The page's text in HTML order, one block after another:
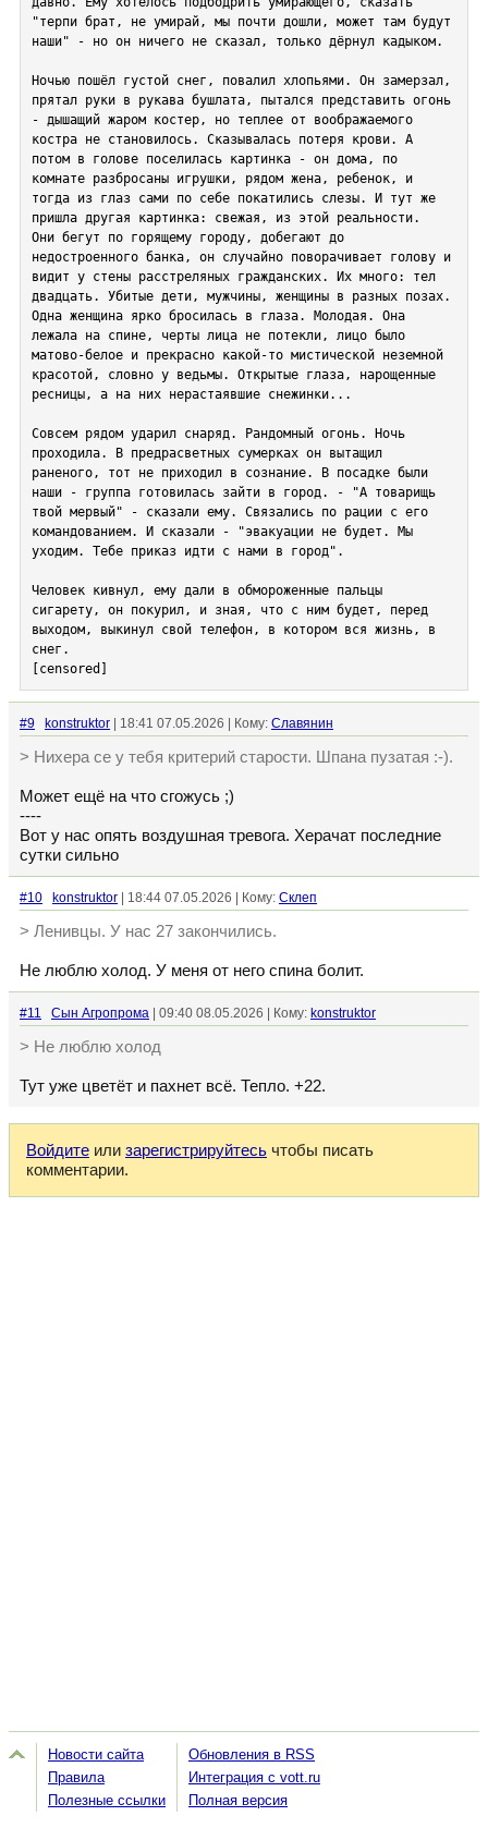
"терпи брат, не умирай, мы почти дошли, может там будут
наши" - но он ничего не сказал, только дёрнул кадыком.
Ночью пошёл густой снег, повалил хлопьями. Он замерзал,
прятал руки в рукава бушлата, пытался представить огонь
- дышащий жаром костер, но теплее от воображаемого
костра не становилось. Сказывалась потеря крови. А
потом в голове поселилась картинка - он дома, по
комнате разбросаны игрушки, рядом жена, ребенок, и
тогда из глаз сами по себе покатились слезы. И тут же
пришла другая картинка: свежая, из этой реальности.
Они бегут по горящему городу, добегают до
недостроенного банка, он случайно поворачивает голову и
видит у стены расстреляных гражданских. Их много: тел
двадцать. Убитые дети, мужчины, женщины в разных позах.
Одна женщина ярко бросилась в глаза. Молодая. Она
лежала на спине, черты лица не потекли, лицо было
матово-белое и прекрасно какой-то мистической неземной
красотой, словно у ведьмы. Открытые глаза, нарощенные
ресницы, а на них нерастаявшие снежинки...
Совсем рядом ударил снаряд. Рандомный огонь. Ночь
проходила. В предрасветных сумерках он вытащил
раненого, тот не приходил в сознание. В посадке были
наши - группа готовилась зайти в город. - "А товарищь
твой мервый" - сказали ему. Связались по рации с его
командованием. И сказали - "эвакуации не будет. Мы
уходим. Тебе приказ идти с нами в город".
Человек кивнул, ему дали в обмороженные пальцы
сигарету, он покурил, и зная, что с ним будет, перед
выходом, выкинул свой телефон, в котором вся жизнь, в
[censored]
#9 konstruktor | 18:41 07.05.2026 | Кому: Славянин
> Нихера се у тебя критерий старости. Шпана пузатая :-).
Может ещё на что сгожусь ;)
----
Вот у нас опять воздушная тревога. Херачат последние
сутки сильно
#10 konstruktor | 18:44 07.05.2026 | Кому: Склеп
> Ленивцы. У нас 27 закончились.
Не люблю холод. У меня от него спина болит.
#11 Сын Агропрома | 09:40 08.05.2026 | Кому: konstruktor
> Не люблю холод
Тут уже цветёт и пахнет всё. Тепло. +22.
Войдите или зарегистрируйтесь чтобы писать
комментарии.
Новости сайта
Правила
Полезные ссылки
Обновления в RSS
Интеграция с vott.ru
Полная версия